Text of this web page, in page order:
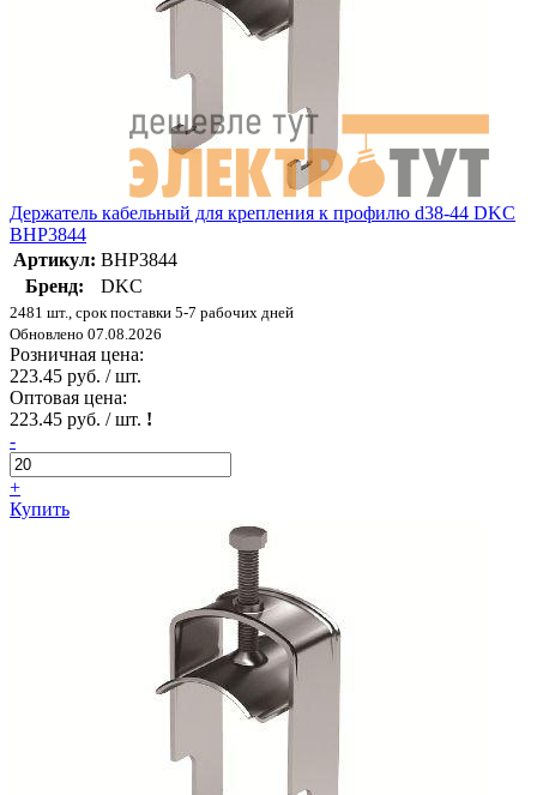
Держатель кабельный для крепления к профилю d38-44 DKC
BHP3844
Артикул: BHP3844
Бренд:
DKC
2481 шт., срок поставки 5-7 рабочих дней
Обновлено 07.08.2026
Розничная цена:
223.45 руб. / шт.
Оптовая цена:
223.45 руб. / шт. !
-
+
Купить